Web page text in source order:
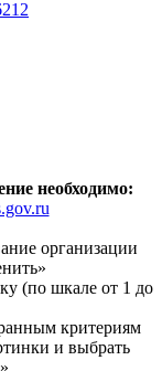
необходимо:
организации
(по шкале от 1 до
критериям
и выбрать